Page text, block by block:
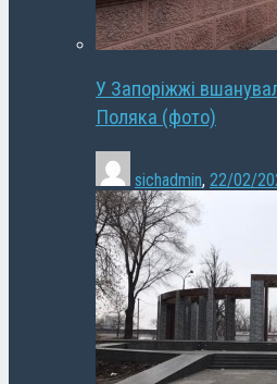
У Запоріжжі
Поляка (фото)
sichadmin, 22/02/